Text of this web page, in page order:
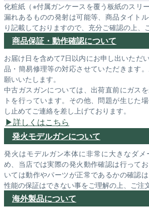
化粧紙（※付属ガンケースを覆う板紙のスリ
漏れあるものの発射は可能等、商品タイト
り記載しておりますので、充分ご確認の上、
商品保証・動作確認について
お届け日を含めて7日以内にお申し出いただ
品・簡易修理等の対応させていただきます
願いいたします。
中古ガスガンについては、出荷直前にガス
トを行っています。その他、問題が生じた
し止めてご連絡を差し上げております。
詳しくはこちら
発火モデルガンについて
発火はモデルガン本体に非常に大きなダメ
め、当店では実際の発火動作確認は行って
いては動作やパーツが正常であるかの確認
性能の保証はできない事をご理解の上、ご注
海外製品について